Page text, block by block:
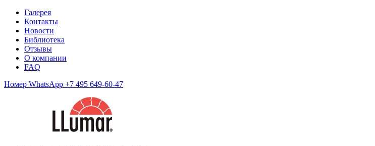
Галерея
Контакты
Новости
Библиотека
Отзывы
О компании
FAQ
Номер WhatsApp +7 495 649-60-47